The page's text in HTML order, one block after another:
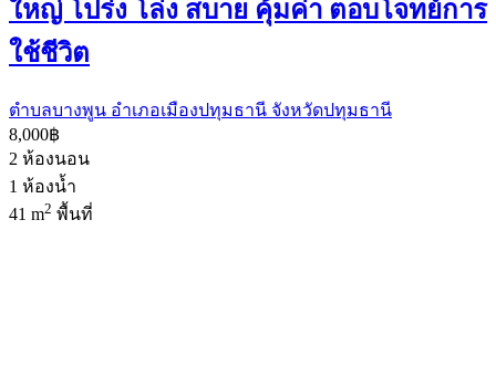
ใหญ่ โปร่ง โล่ง สบาย คุ้มค่า ตอบโจทย์การ
ใช้ชีวิต
ตำบลบางพูน อำเภอเมืองปทุมธานี จังหวัดปทุมธานี
8,000฿
2 ห้องนอน
1 ห้องน้ำ
41 m2 พื้นที่